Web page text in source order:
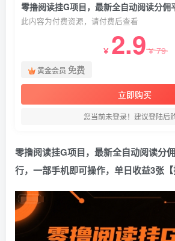
此内容为付费资源，请付费后查看
￥ 2.9￥79
黄金会员 免费
立即购买
您当前未登录！建议登陆后
零撸阅读挂G项目，最新全自动阅读分
行，一部手机即可操作，单日收益3张【